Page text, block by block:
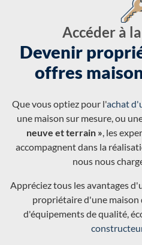
Accéder à
Devenir
offres
Que vous optiez pour l'achat
une maison sur mesure, ou
neuve et terrain », les
accompagnent dans la
nous nous
Appréciez tous les avantages
propriétaire d'une
d'équipements de qualité,